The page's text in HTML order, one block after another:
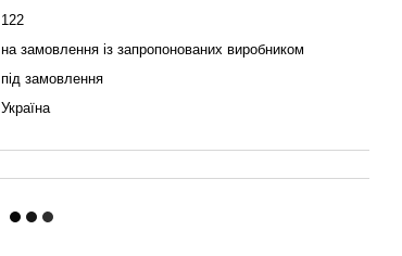
122
на замовлення із запропонованих виробником
під замовлення
Україна